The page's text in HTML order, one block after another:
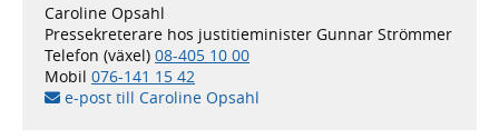
Caroline Opsahl
Pressekreterare hos justitieminister Gunnar Strömmer
Telefon (växel) 08-405 10 00
Mobil 076-141 15 42
e-post till Caroline Opsahl